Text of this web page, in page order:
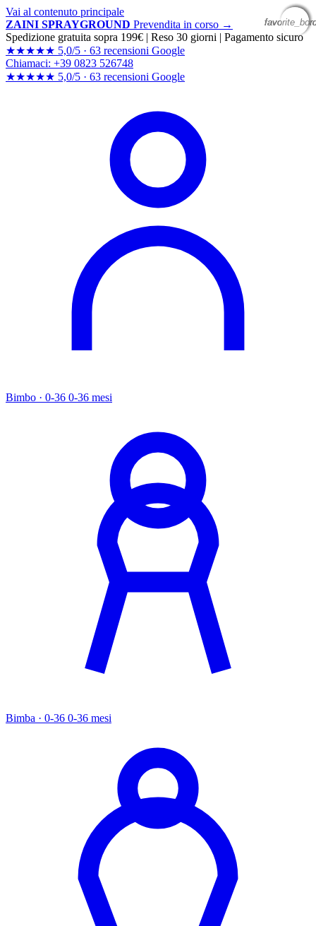
Vai al contenuto principale
ZAINI SPRAYGROUND Prevendita in corso →
Spedizione gratuita sopra 199€ | Reso 30 giorni | Pagamento sicuro
★★★★★ 5,0/5 · 63 recensioni Google
Chiamaci: +39 0823 526748
★★★★★ 5,0/5 · 63 recensioni Google
Bimbo · 0-36 0-36 mesi
Bimba · 0-36 0-36 mesi